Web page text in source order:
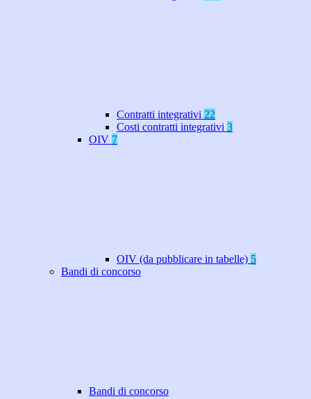
Contratti integrativi 22
Costi contratti integrativi 3
OIV 7
OIV (da pubblicare in tabelle) 5
Bandi di concorso
Bandi di concorso